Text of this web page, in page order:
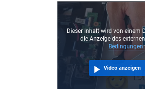
Steckerlänge (mm)
Steckerdurchmesser
Stift im Stecker
Länge Anschlusskabel (m)
Dieser Inhalt wird von einem
die Anzeige des
Bedingungen
Video anzeigen